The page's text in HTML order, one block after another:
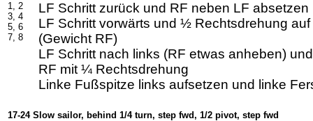
1, 2
3, 4
5, 6
7, 8
LF Schritt zurück und RF neben LF absetzen
LF Schritt vorwärts und ½ Rechtsdrehung
(Gewicht RF)
LF Schritt nach links (RF etwas anheben)
RF mit ¼ Rechtsdrehung
Linke Fußspitze links aufsetzen und linke
17-24 Slow sailor, behind 1/4 turn, step fwd, 1/2 pivot, step fwd